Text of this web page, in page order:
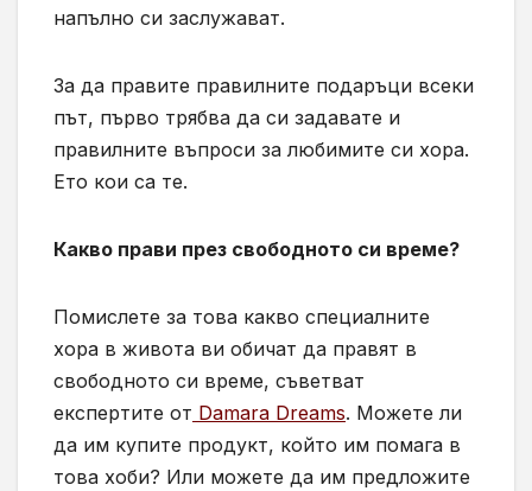
напълно си заслужават.
За да правите правилните подаръци всеки
път, първо трябва да си задавате и
правилните въпроси за любимите си хора.
Ето кои са те.
Какво прави през свободното си време?
Помислете за това какво специалните
хора в живота ви обичат да правят в
свободното си време, съветват
експертите от Damara Dreams. Можете ли
да им купите продукт, който им помага в
това хоби? Или можете да им предложите